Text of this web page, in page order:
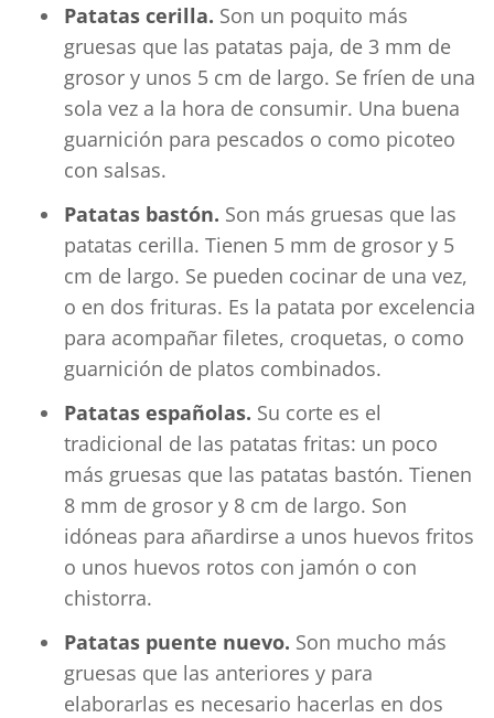
Patatas cerilla. Son un poquito más
gruesas que las patatas paja, de 3 mm de
grosor y unos 5 cm de largo. Se fríen de una
sola vez a la hora de consumir. Una buena
guarnición para pescados o como picoteo
con salsas.
Patatas bastón. Son más gruesas que las
patatas cerilla. Tienen 5 mm de grosor y 5
cm de largo. Se pueden cocinar de una vez,
o en dos frituras. Es la patata por excelencia
para acompañar filetes, croquetas, o como
guarnición de platos combinados.
Patatas españolas. Su corte es el
tradicional de las patatas fritas: un poco
más gruesas que las patatas bastón. Tienen
8 mm de grosor y 8 cm de largo. Son
idóneas para añardirse a unos huevos fritos
o unos huevos rotos con jamón o con
chistorra.
Patatas puente nuevo. Son mucho más
gruesas que las anteriores y para
elaborarlas es necesario hacerlas en dos